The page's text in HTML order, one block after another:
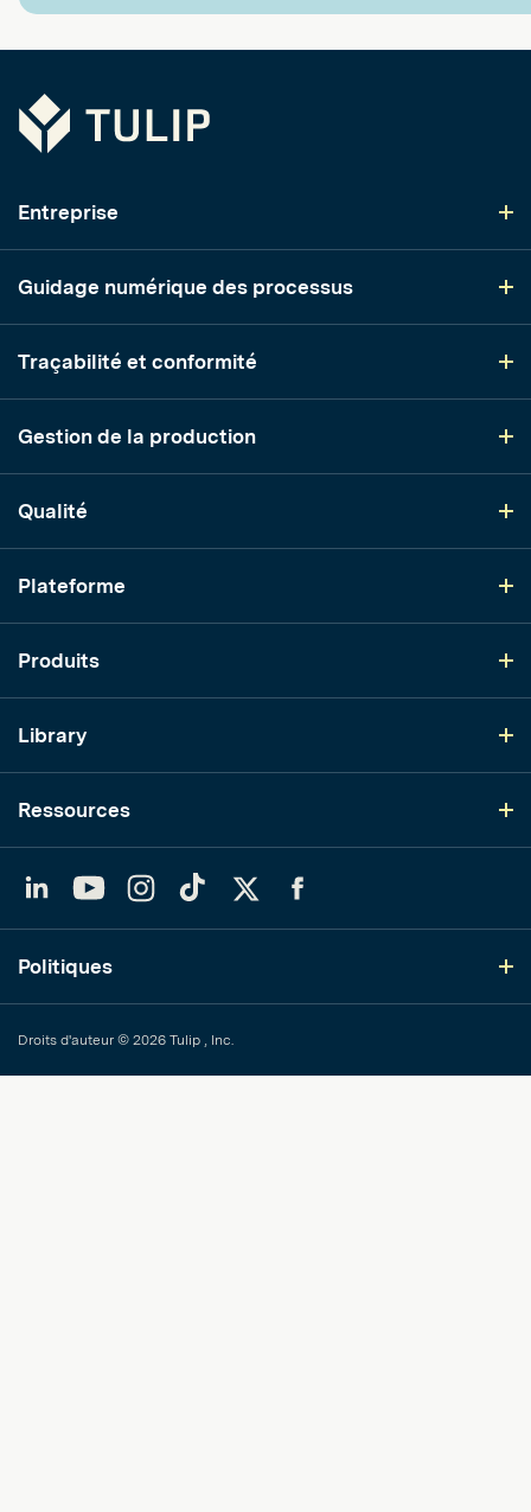
Tulip
Entreprise
Guidage numérique des processus
Traçabilité et conformité
Gestion de la production
Qualité
Plateforme
Produits
Library
Ressources
LinkedInYouTubeInstagram
TikTok
Politiques
Droits d'auteur © 2026 Tulip , Inc.